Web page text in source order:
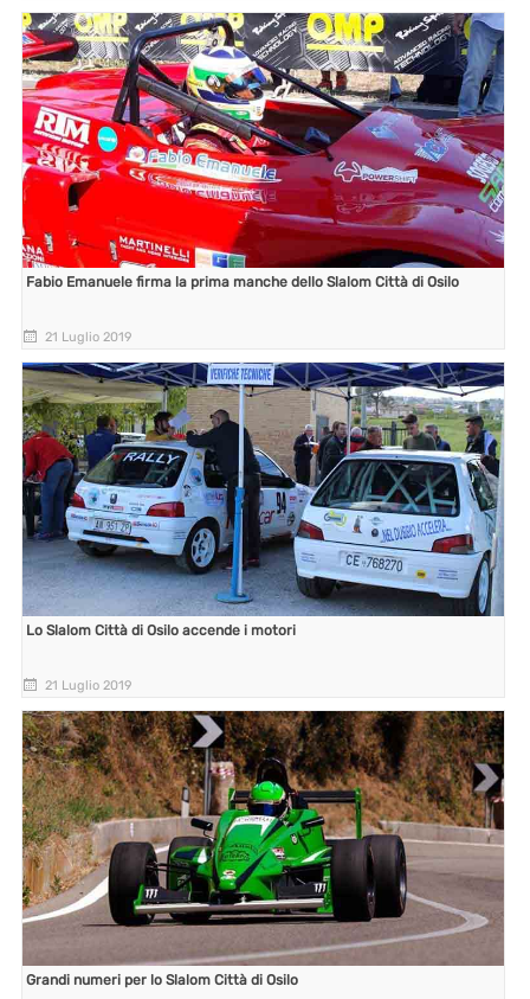
Fabio Emanuele firma la prima manche dello Slalom Città di Osilo
21 Luglio 2019
Lo Slalom Città di Osilo accende i motori
21 Luglio 2019
Grandi numeri per lo Slalom Città di Osilo